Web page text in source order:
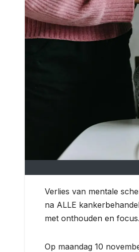
Verlies van mentale
na ALLE
met onthouden en
Op maandag 10